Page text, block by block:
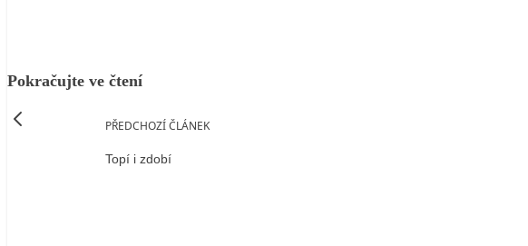
Pokračujte ve čtení
PŘEDCHOZÍ ČLÁNEK
Topí i zdobí